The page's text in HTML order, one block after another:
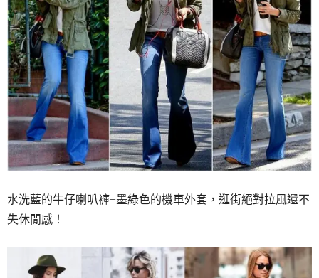
水洗藍的牛仔喇叭褲+墨綠色的機車外套，逛街絕對拉風還不
失休閒感！